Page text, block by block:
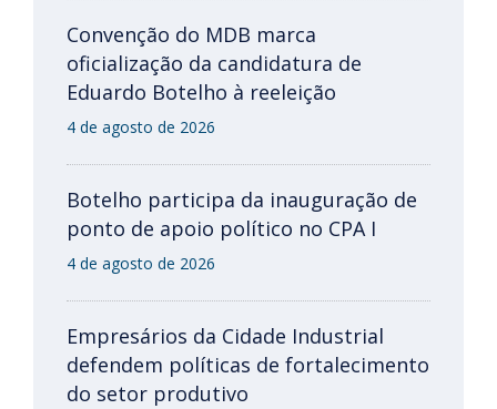
Convenção do MDB marca
oficialização da candidatura de
Eduardo Botelho à reeleição
4 de agosto de 2026
Botelho participa da inauguração de
ponto de apoio político no CPA I
4 de agosto de 2026
Empresários da Cidade Industrial
defendem políticas de fortalecimento
do setor produtivo